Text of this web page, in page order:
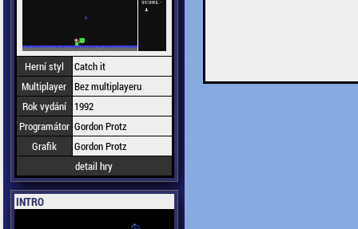
Herní styl
Catch it
Multiplayer Bez multiplayeru
Rok vydání
1992
Programátor Gordon Protz
Grafik
Gordon Protz
detail hry
INTRO